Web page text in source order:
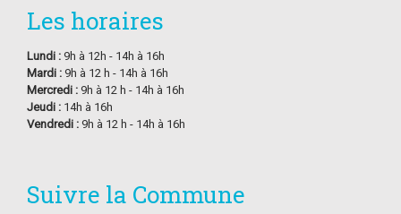
Les horaires
Lundi : 9h à 12h - 14h à 16h
Mardi : 9h à 12 h - 14h à 16h
Mercredi : 9h à 12 h - 14h à 16h
Jeudi : 14h à 16h
Vendredi : 9h à 12 h - 14h à 16h
Suivre la Commune